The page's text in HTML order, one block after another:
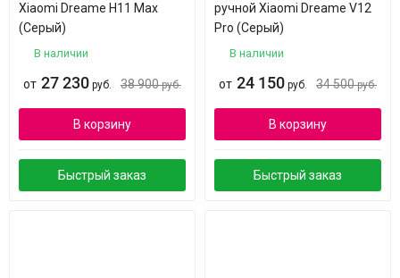
Xiaomi Dreame H11 Max
(Серый)
В наличии
от 27 230 руб. 38 900 руб.
В корзину
Быстрый заказ
ручной Xiaomi Dreame V12
Pro (Серый)
В наличии
от 24 150 руб. 34 500 руб.
В корзину
Быстрый заказ